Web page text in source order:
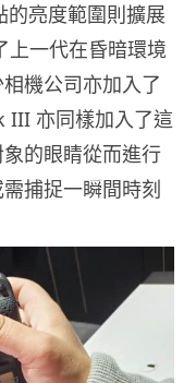
亮度範圍則擴展
上一代在昏暗環境
機公司亦加入了
III 亦同樣加入了這
的眼睛從而進行
捕捉一瞬間時刻